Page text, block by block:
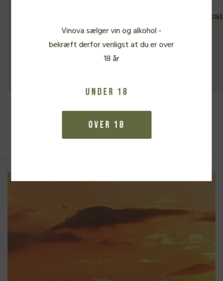
Premier Cru Les Charmes 2022
FYLDIG HVIDVIN
kr.
Se alle vine
Vinova sælger vin og alkohol -
bekræft derfor venligst at du er over
18 år
Under 18
Over 18